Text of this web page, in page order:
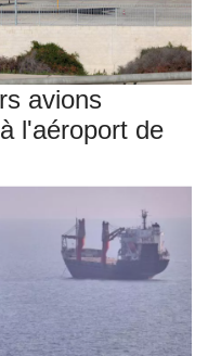
avions
l'aéroport de